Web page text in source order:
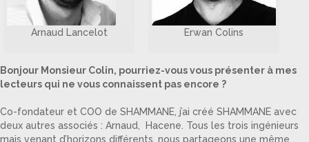
Arnaud Lancelot Erwan Colins
Bonjour Monsieur Colin, pourriez-vous vous présenter à mes
lecteurs qui ne vous connaissent pas encore ?
Co-fondateur et COO de SHAMMANE, j’ai créé SHAMMANE avec
deux autres associés : Arnaud, Hacene. Tous les trois ingénieurs
mais venant d’horizons différents, nous partageons une même